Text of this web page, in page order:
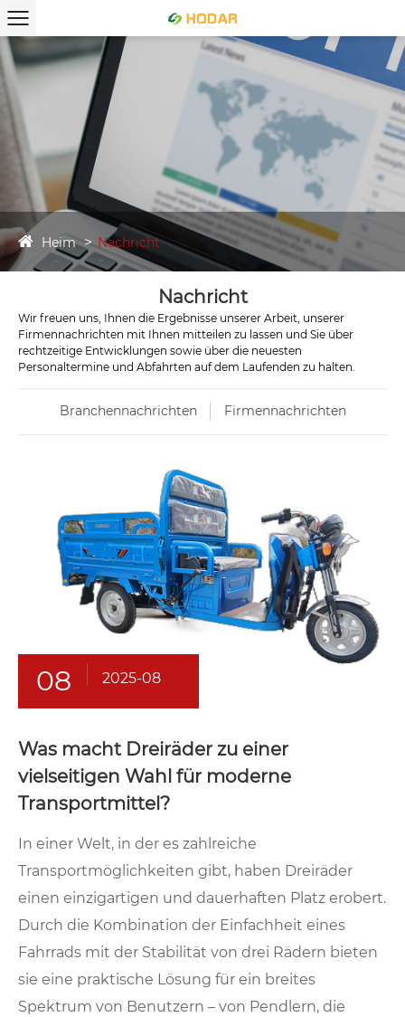
Heim Nachricht
Nachricht
Wir freuen uns, Ihnen die Ergebnisse unserer Arbeit, unserer
Firmennachrichten mit Ihnen mitteilen zu lassen und Sie über
rechtzeitige Entwicklungen sowie über die neuesten
Personaltermine und Abfahrten auf dem Laufenden zu halten.
Branchennachrichten Firmennachrichten
08 2025-08
Was macht Dreiräder zu einer
vielseitigen Wahl für moderne
Transportmittel?
In einer Welt, in der es zahlreiche
Transportmöglichkeiten gibt, haben Dreiräder
einen einzigartigen und dauerhaften Platz erobert.
Durch die Kombination der Einfachheit eines
Fahrrads mit der Stabilität von drei Rädern bieten
sie eine praktische Lösung für ein breites
Spektrum von Benutzern – von Pendlern, die